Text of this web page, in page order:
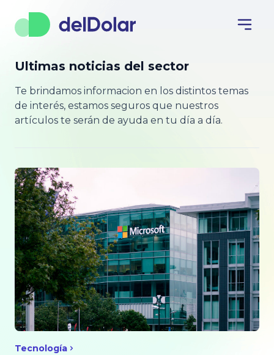
Ultimas noticias del sector
Te brindamos informacion en los distintos temas
de interés, estamos seguros que nuestros
artículos te serán de ayuda en tu día a día.
Tecnología